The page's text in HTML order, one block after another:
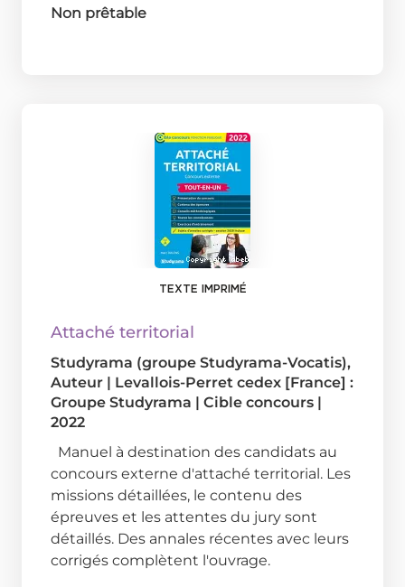
Non prêtable
TEXTE IMPRIMÉ
Attaché territorial
Studyrama (groupe Studyrama-Vocatis),
Auteur | Levallois-Perret cedex [France] :
Groupe Studyrama | Cible concours |
2022
Manuel à destination des candidats au
concours externe d'attaché territorial. Les
missions détaillées, le contenu des
épreuves et les attentes du jury sont
détaillés. Des annales récentes avec leurs
corrigés complètent l'ouvrage.